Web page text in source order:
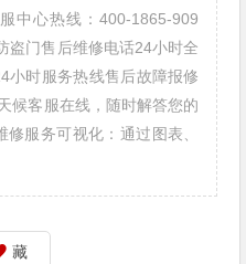
中心热线：400-1865-909
盗门售后维修电话24小时全
小时服务热线售后故障报修
候客服在线，随时解答您的
服务可视化：通过图表、
藏